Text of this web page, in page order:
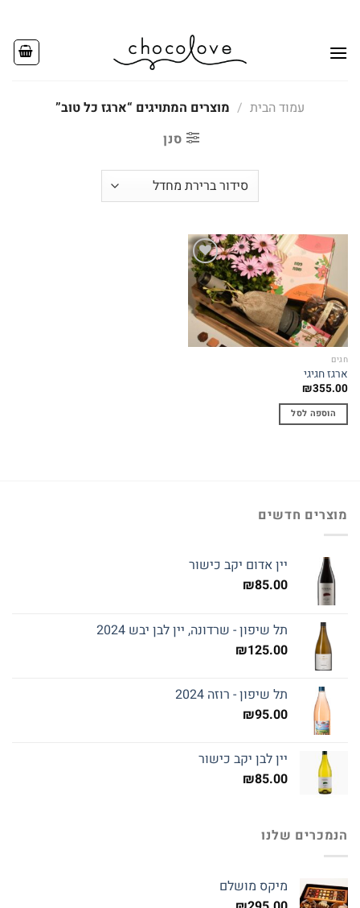
content
עמוד הבית / מוצרים המתויגים “ארגז כל טוב”
סנן
Add to
wishlist
חגים
ארגז חגיגי
₪355.00
הוספה לסל
מוצרים חדשים
יין אדום יקב כישור
₪85.00
תל שיפון - שרדונה, יין לבן יבש 2024
₪125.00
תל שיפון - רוזה 2024
₪95.00
יין לבן יקב כישור
₪85.00
הנמכרים שלנו
מיקס מושלם